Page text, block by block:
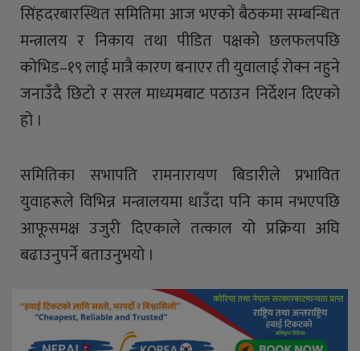
सिंहदरबारस्थित समितिमा आज भएको बैठकमा सम्बन्धित
मन्त्रालय र निकाय तथा पीडित पक्षको छलफलपछि
कोभिड–१९ लाई मात्रै कारण बनाएर ती युवालाई रोक्न नहुने
जनाउँदै छिटो र सरल माध्यमबाट पठाउन निर्देशन दिएको
हो ।
समितिका सभापति रामनारायण बिडारीले प्रभावित
युवाहरूले विभिन्न मन्त्रालयमा धाउँदा पनि काम नभएपछि
आफूसमक्ष उजुरी दिएकाले तत्काल यो प्रक्रिया अघि
बढाउनुपर्ने बताउनुभयो ।